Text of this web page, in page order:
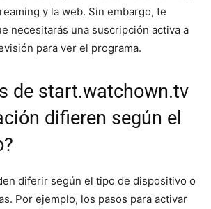
y la web. Sin embargo, te
necesitarás una suscripción activa a
para ver el programa.
de start.watchown.tv
difieren según el
diferir según el tipo de dispositivo o
Por ejemplo, los pasos para activar